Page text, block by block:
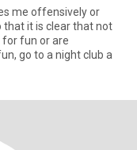
me offensively or
that it is clear that not
for fun or are
go to a night club a